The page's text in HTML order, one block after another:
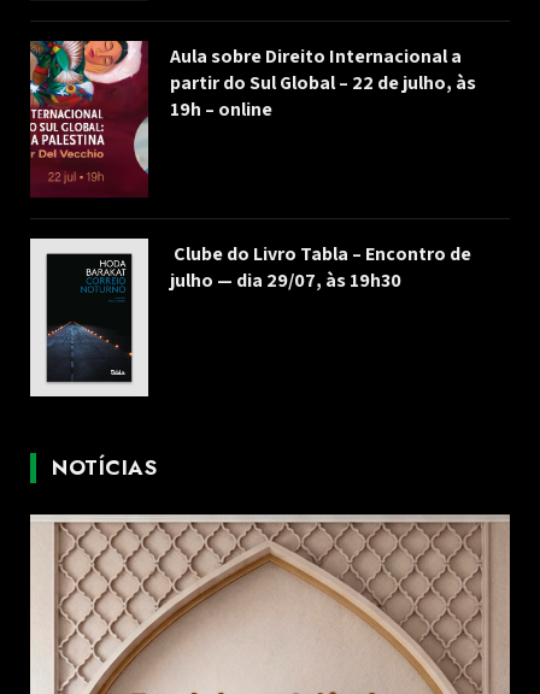
Aula sobre Direito Internacional a
partir do Sul Global – 22 de julho, às
19h – online
Clube do Livro Tabla – Encontro de
julho — dia 29/07, às 19h30
NOTÍCIAS